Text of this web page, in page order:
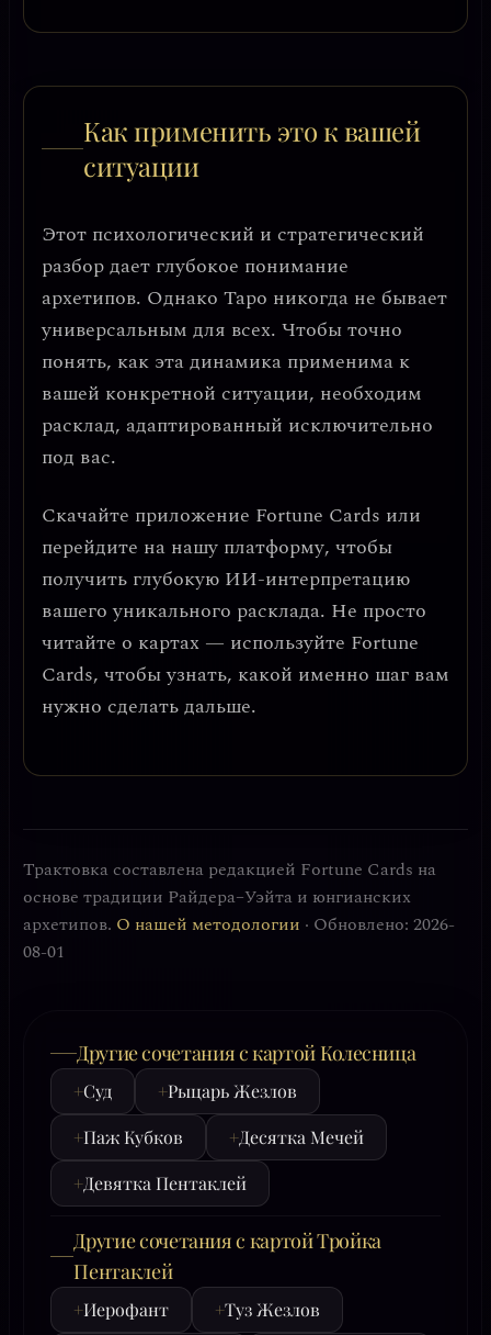
Как применить это к вашей
ситуации
Этот психологический и стратегический
разбор дает глубокое понимание
архетипов. Однако Таро никогда не бывает
универсальным для всех. Чтобы точно
понять, как эта динамика применима к
вашей конкретной ситуации, необходим
расклад, адаптированный исключительно
под вас.
Скачайте приложение Fortune Cards или
перейдите на нашу платформу, чтобы
получить глубокую ИИ-интерпретацию
вашего уникального расклада. Не просто
читайте о картах — используйте Fortune
Cards, чтобы узнать, какой именно шаг вам
нужно сделать дальше.
Трактовка составлена редакцией Fortune Cards на
основе традиции Райдера–Уэйта и юнгианских
архетипов. О нашей методологии · Обновлено: 2026-
08-01
Другие сочетания с картой Колесница
+Суд +Рыцарь Жезлов
+Паж Кубков +Десятка Мечей
+Девятка Пентаклей
Другие сочетания с картой Тройка
Пентаклей
+Иерофант +Туз Жезлов